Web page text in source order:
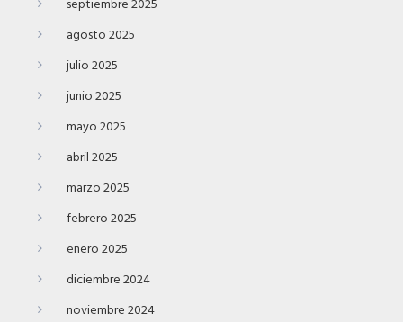
septiembre 2025
agosto 2025
julio 2025
junio 2025
mayo 2025
abril 2025
marzo 2025
febrero 2025
enero 2025
diciembre 2024
noviembre 2024